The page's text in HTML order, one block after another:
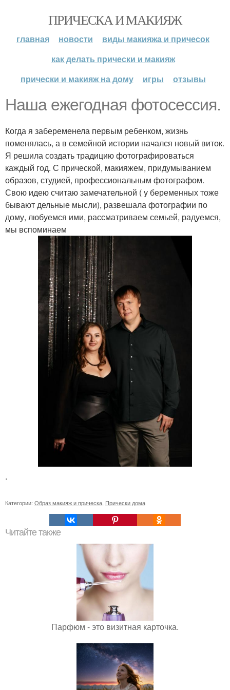
ПРИЧЕСКА И МАКИЯЖ
главная новости
виды макияжа и причесок
как делать прически и макияж
прически и макияж на дому
игры отзывы
Наша ежегодная фотосессия.
Когда я забеременела первым ребенком, жизнь
поменялась, а в семейной истории начался новый виток.
Я решила создать традицию фотографироваться
каждый год. С прической, макияжем, придумыванием
образов, студией, профессиональным фотографом.
Свою идею считаю замечательной ( у беременных тоже
бывают дельные мысли), развешала фотографии по
дому, любуемся ими, рассматриваем семьей, радуемся,
мы вспоминаем
.
Категории: Образ макияж и прическа Прически дома
Читайте также
Парфюм - это визитная карточка.